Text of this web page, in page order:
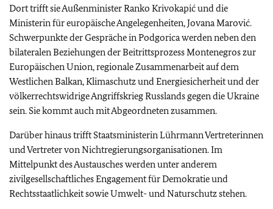
Dort trifft sie Außenminister Ranko Krivokapić und die
Ministerin für europäische Angelegenheiten, Jovana Marović.
Schwerpunkte der Gespräche in Podgorica werden neben den
bilateralen Beziehungen der Beitrittsprozess Montenegros zur
Europäischen Union, regionale Zusammenarbeit auf dem
Westlichen Balkan, Klimaschutz und Energiesicherheit und der
völkerrechtswidrige Angriffskrieg Russlands gegen die Ukraine
sein. Sie kommt auch mit Abgeordneten zusammen.
Darüber hinaus trifft Staatsministerin Lührmann Vertreterinnen
und Vertreter von Nichtregierungsorganisationen. Im
Mittelpunkt des Austausches werden unter anderem
zivilgesellschaftliches Engagement für Demokratie und
Rechtsstaatlichkeit sowie Umwelt- und Naturschutz stehen.